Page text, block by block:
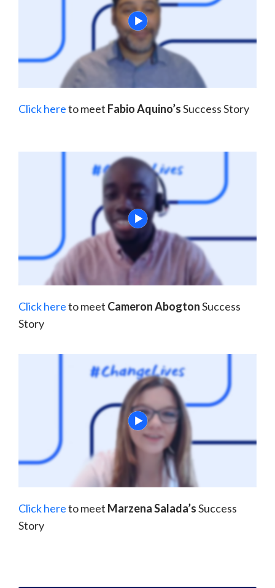
Click hereto meet Fabio Aquino’sSuccess Story
Click hereto meet Cameron AbogtonSuccess
Story
Click hereto meet Marzena Salada’sSuccess
Story